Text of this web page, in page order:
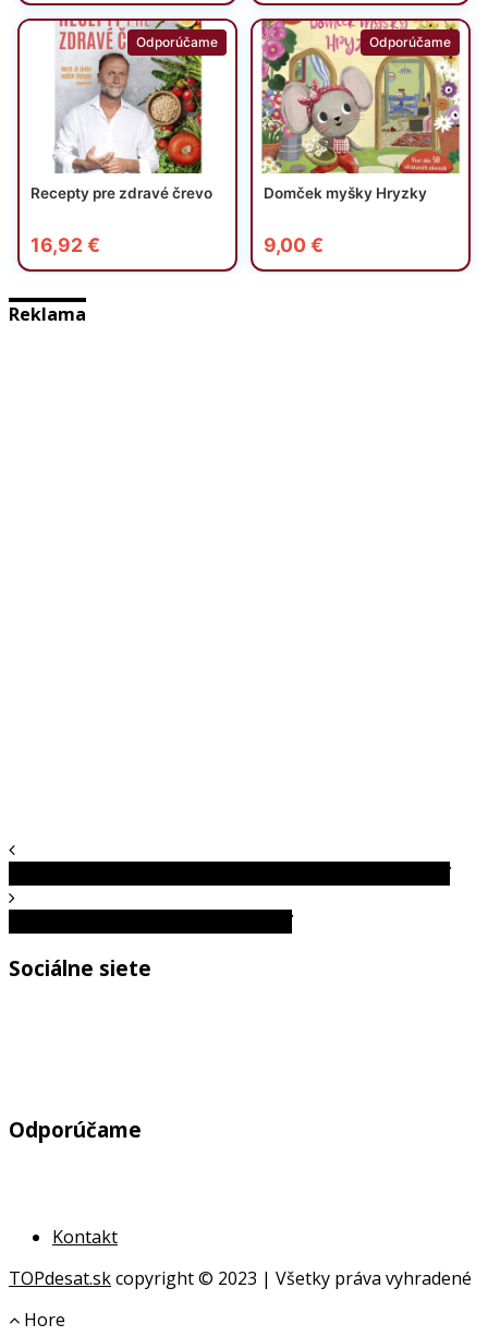
Reklama
Sociálne siete
Odporúčame
Kontakt
TOPdesat.skcopyright © 2023 | Všetky práva vyhradené
Hore